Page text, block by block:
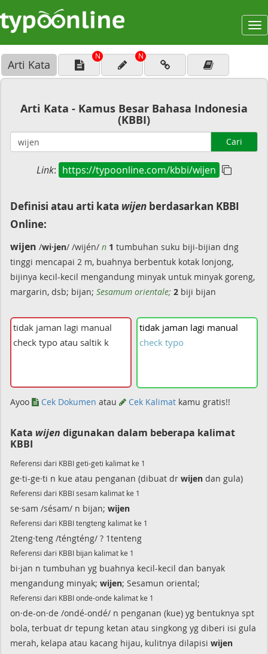
Arti Kata
N N
Arti Kata - Kamus Besar Bahasa Indonesia
(KBBI)
Cari
Link: https://typoonline.com/kbbi/wijen
Definisi atau arti kata wijen berdasarkan KBBI
Online:
wijen /wi·jen/ /wijén/ n 1 tumbuhan suku biji-bijian dng
tinggi mencapai 2 m, buahnya berbentuk kotak lonjong,
bijinya kecil-kecil mengandung minyak untuk minyak goreng,
margarin, dsb; bijan; Sesamum orientale; 2 biji bijan
tidak jaman lagi manual
check typo
Ayoo Cek Dokumen atau Cek Kalimat kamu gratis!!
Kata wijen digunakan dalam beberapa kalimat
KBBI
Referensi dari KBBI geti-geti kalimat ke 1
ge·ti-ge·ti n kue atau penganan (dibuat dr wijen dan gula)
Referensi dari KBBI sesam kalimat ke 1
se·sam /sésam/ n bijan; wijen
Referensi dari KBBI tengteng kalimat ke 1
2teng·teng /téngténg/ ? 1tenteng
Referensi dari KBBI bijan kalimat ke 1
bi·jan n tumbuhan yg buahnya kecil-kecil dan banyak
mengandung minyak; wijen; Sesamun oriental;
Referensi dari KBBI onde-onde kalimat ke 1
on·de-on·de /ondé-ondé/ n penganan (kue) yg bentuknya spt
bola, terbuat dr tepung ketan atau singkong yg diberi isi gula
merah, kelapa atau kacang hijau, kulitnya dilapisi wijen